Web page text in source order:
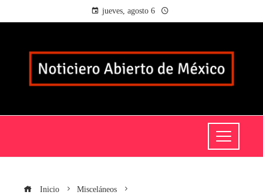
jueves, agosto 6
Inicio
Misceláneos